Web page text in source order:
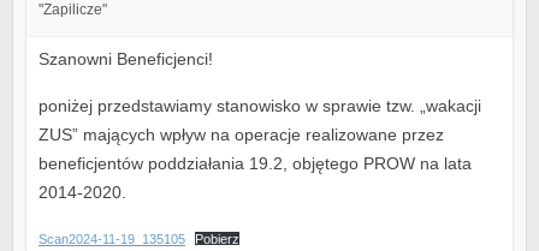
"Zapilicze"
Szanowni Beneficjenci!
poniżej przedstawiamy stanowisko w sprawie tzw. „wakacji
ZUS” mających wpływ na operacje realizowane przez
beneficjentów poddziałania 19.2, objętego PROW na lata
2014-2020.
Scan2024-11-19_135105 Pobierz